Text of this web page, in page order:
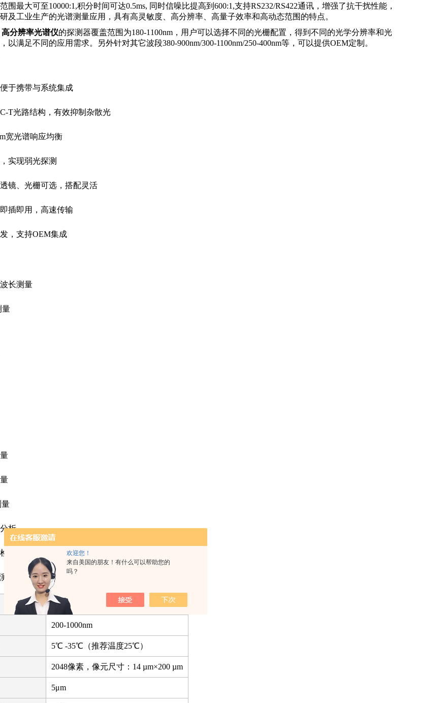
欢迎您！
来自美国的朋友！有什么可以帮助您的
吗？
围最大可至10000:1,积分时间可达0.5ms, 同时信噪比提高到600:1,支持RS232/RS422通讯，增强了抗干扰性能，
及工业生产的光谱测量应用，具有高灵敏度、高分辨率、高量子效率和高动态范围的特点。
分辨率光谱仪的探测器覆盖范围为180-1100nm，用户可以选择不同的光栅配置，得到不同的光学分辨率和光
以满足不同的应用需求。另外针对其它波段380-900nm/300-1100nm/250-400nm等，可以提供OEM定制。
于携带与系统集成
T光路结构，有效抑制杂散光
宽光谱响应均衡
实现弱光探测
镜、光栅可选，搭配灵活
插即用，高速传输
，支持OEM集成
长测量
量
量
析
测
滨松S11639线阵CMOS
200-1000nm
5℃ -35℃（推荐温度25℃）
2048像素，像元尺寸：14 µm×200 µm
5μm